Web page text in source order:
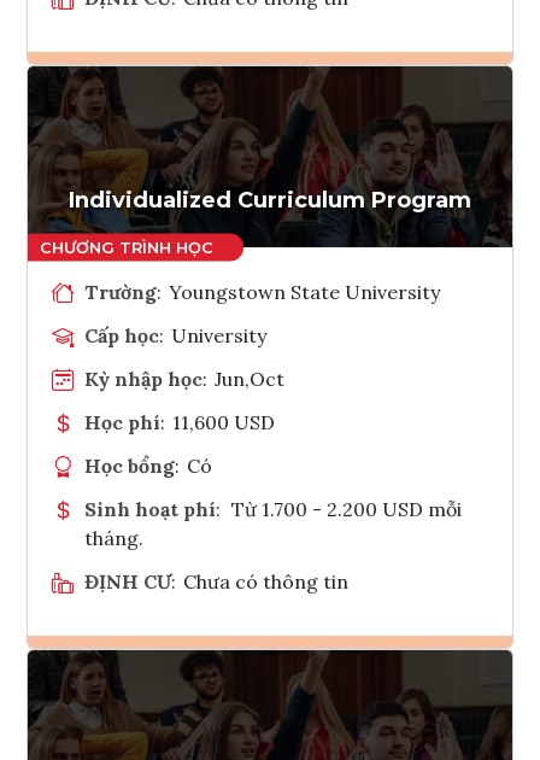
Ghi danh
Tham vấn Interlink
Individualized Curriculum Program
Trường: Youngstown State University
Cấp học: University
Kỳ nhập học: Jun,Oct
Học phí: 11,600 USD
Học bổng: Có
Sinh hoạt phí: Từ 1.700 - 2.200 USD mỗi
tháng.
ĐỊNH CƯ: Chưa có thông tin
Ghi danh
Tham vấn Interlink